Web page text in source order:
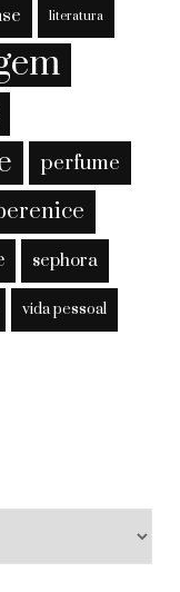
literatura
perfume
sephora
vida pessoal